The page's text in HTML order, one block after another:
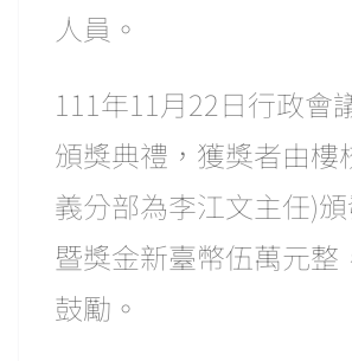
人員。
111年11月22日行政會
頒獎典禮，獲獎者由樓
義分部為李江文主任)
暨獎金新臺幣伍萬元整
鼓勵。